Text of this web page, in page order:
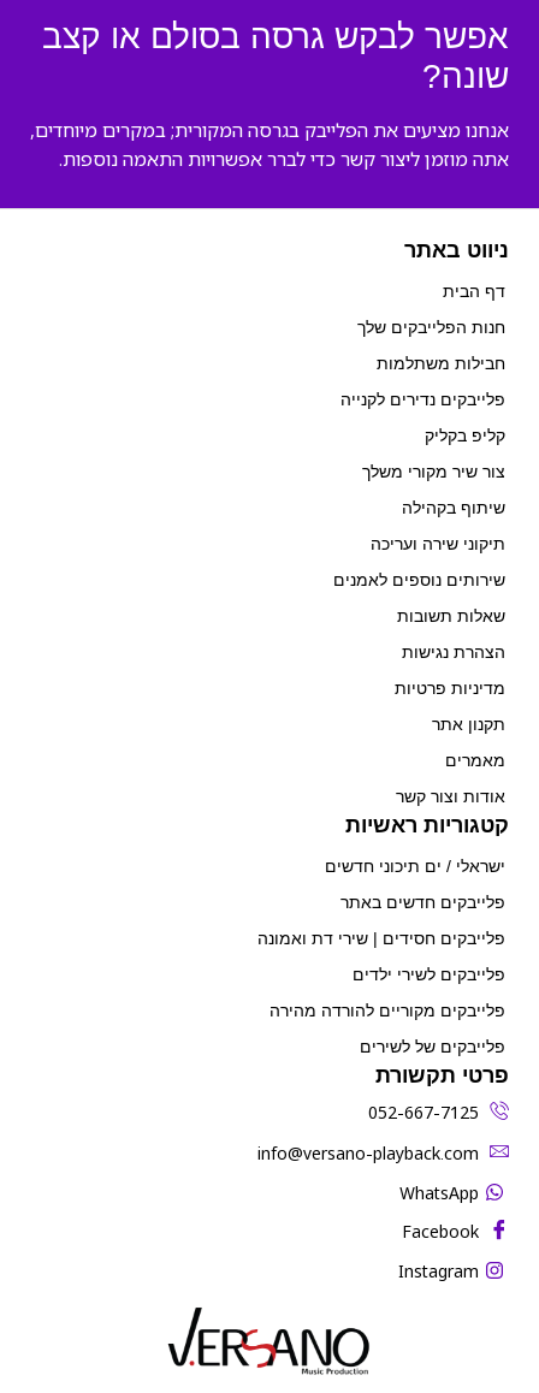
אפשר לבקש גרסה בסולם או קצב
שונה?
אנחנו מציעים את הפלייבק בגרסה המקורית; במקרים מיוחדים,
אתה מוזמן ליצור קשר כדי לברר אפשרויות התאמה נוספות.
ניווט באתר
דף הבית
חנות הפלייבקים שלך
חבילות משתלמות
פלייבקים נדירים לקנייה
קליפ בקליק
צור שיר מקורי משלך
שיתוף בקהילה
תיקוני שירה ועריכה
שירותים נוספים לאמנים
שאלות תשובות
הצהרת נגישות
מדיניות פרטיות
תקנון אתר
מאמרים
אודות וצור קשר
קטגוריות ראשיות
ישראלי / ים תיכוני חדשים
פלייבקים חדשים באתר
פלייבקים חסידים | שירי דת ואמונה
פלייבקים לשירי ילדים
פלייבקים מקוריים להורדה מהירה
פלייבקים של לשירים
פרטי תקשורת
052-667-7125
‫info@versano-playback.com‬
WhatsApp
Facebook
Instagram